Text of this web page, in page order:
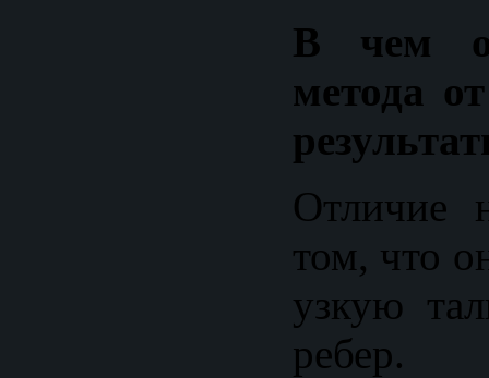
В чем
метода
Отличие
том, что
узкую
ребер.